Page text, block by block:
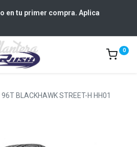
en tu primer compra. Aplica
0
BLACKHAWK STREET-H HH01